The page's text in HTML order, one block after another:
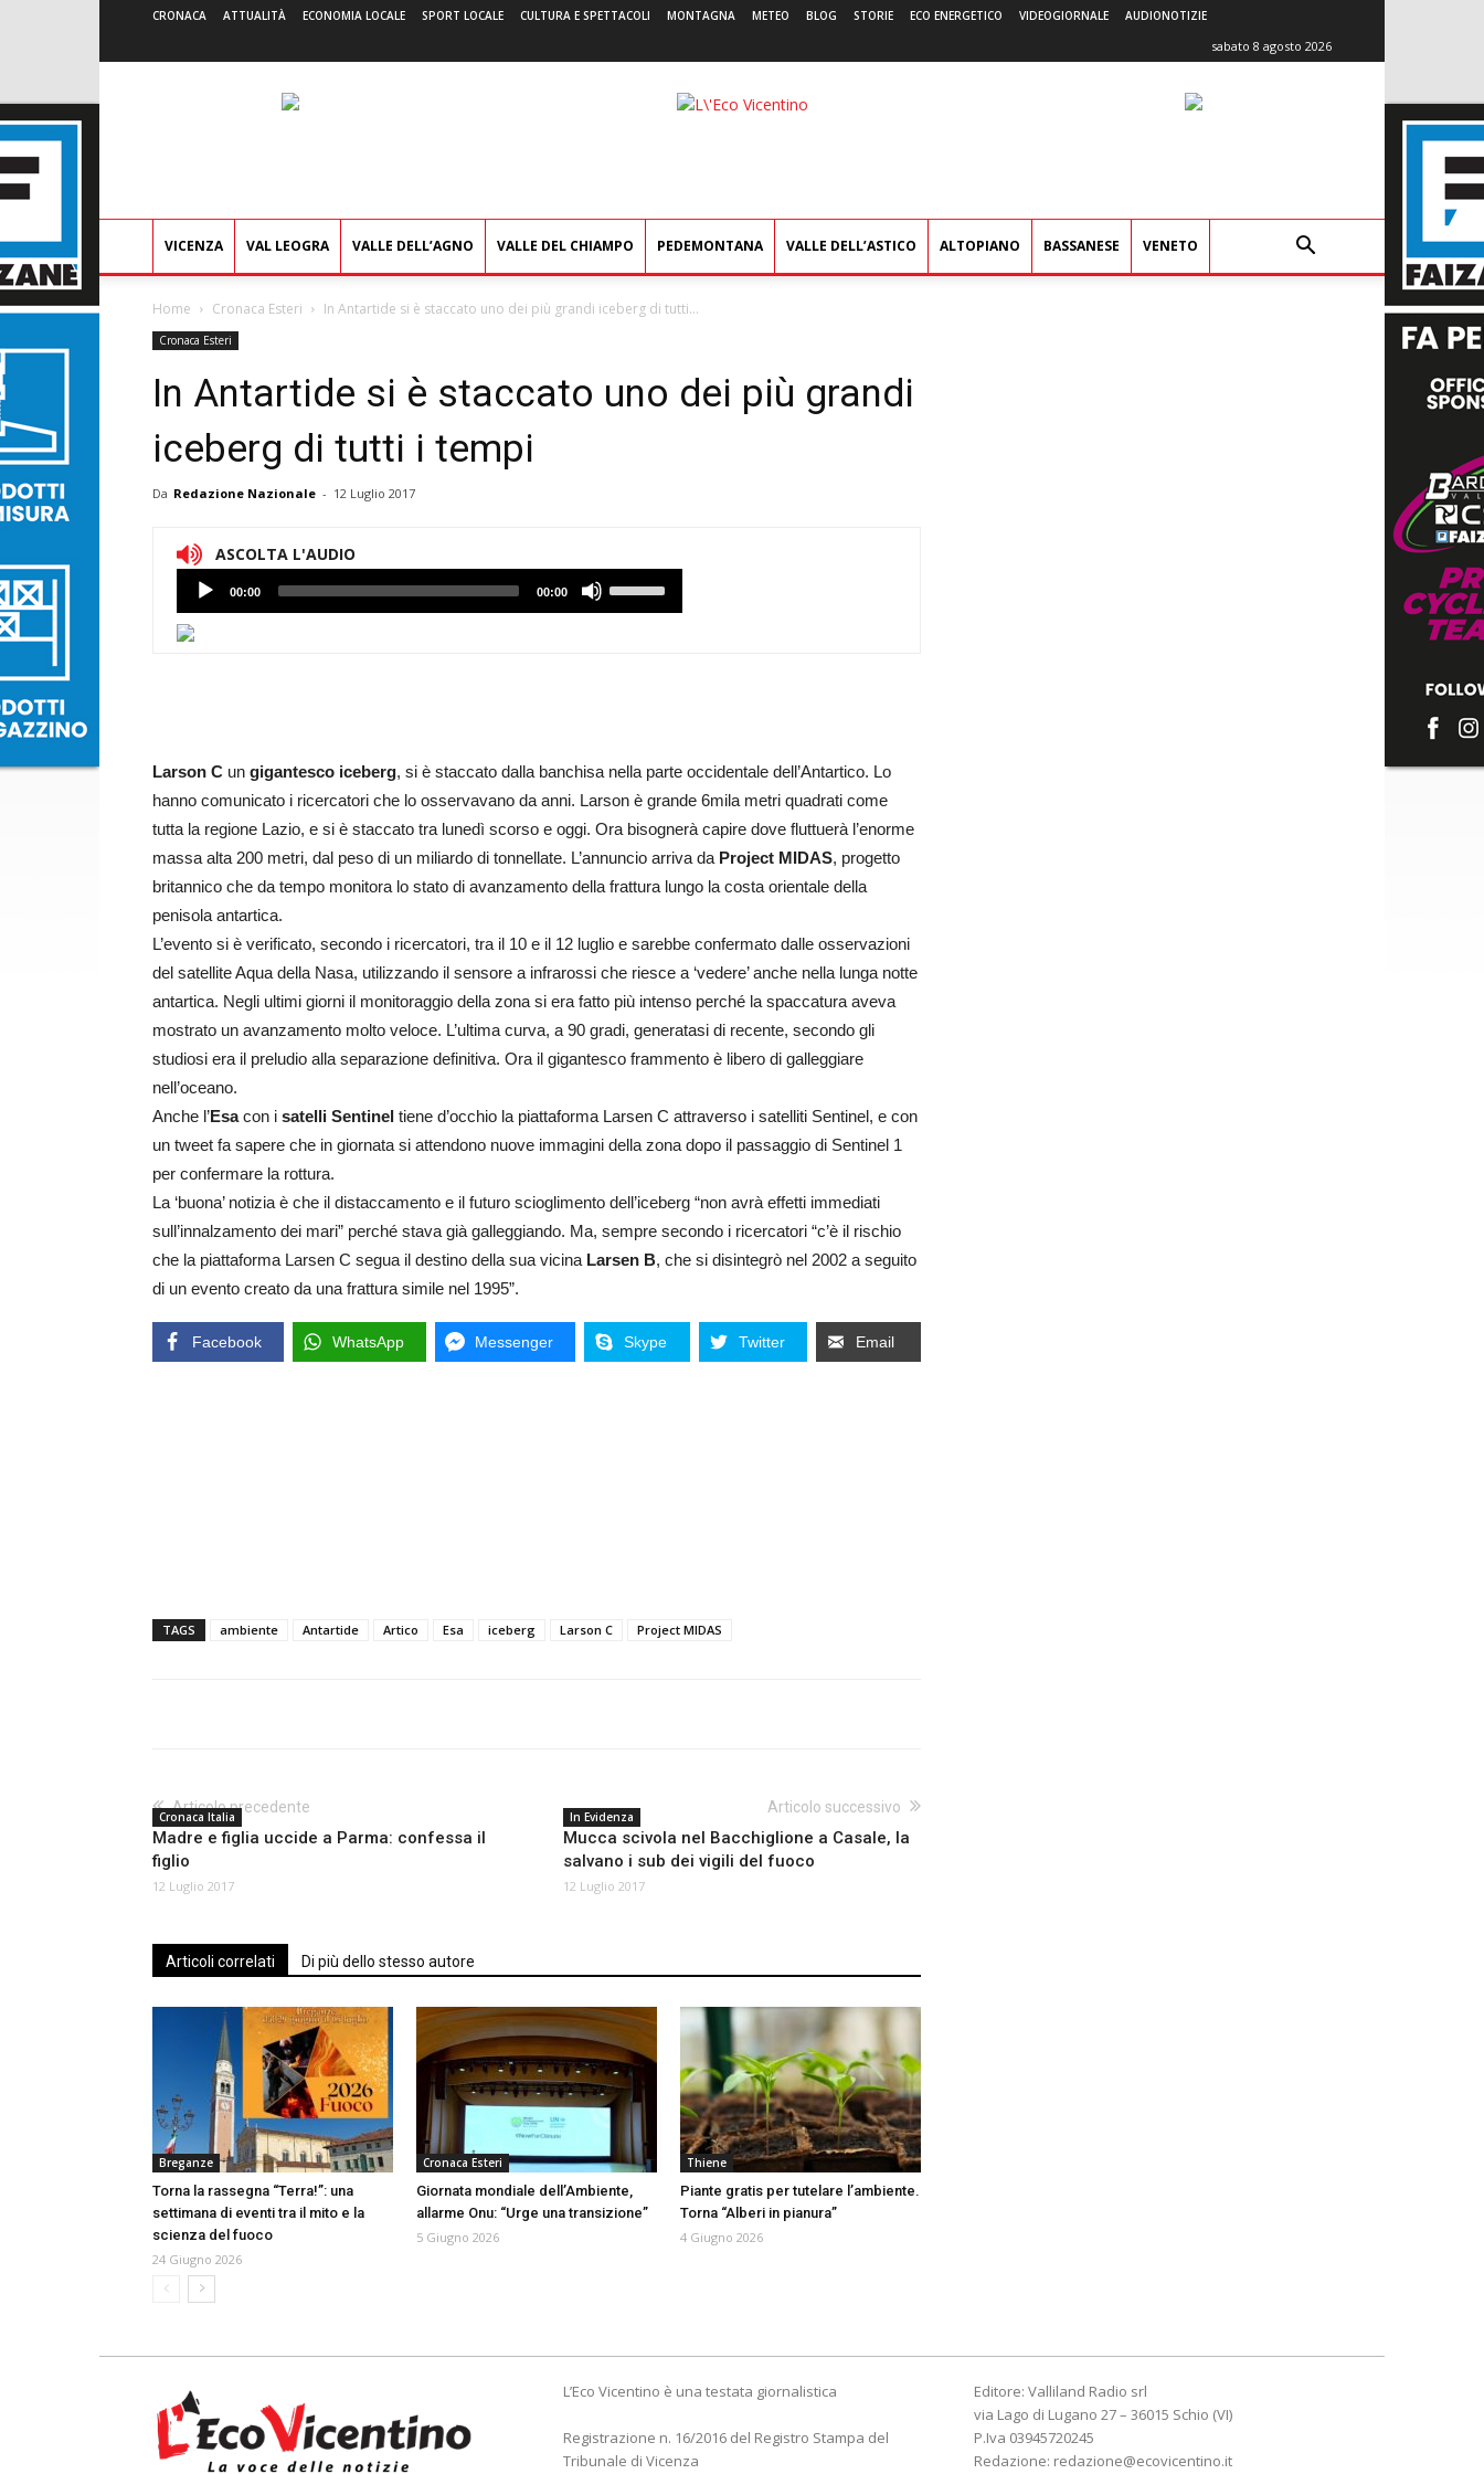
CRONACA ATTUALITÀ ECONOMIA LOCALE SPORT LOCALE CULTURA E SPETTACOLI MONTAGNA METEO BLOG STORIE ECO ENERGETICO VIDEOGIORNALE AUDIONOTIZIE
sabato 8 agosto 2026
L'Eco
VICENZA VAL LEOGRA VALLE DELL’AGNO VALLE DEL CHIAMPO PEDEMONTANA VALLE DELL’ASTICO ALTOPIANO BASSANESE VENETO
Home Cronaca Esteri In Antartide si è staccato uno dei più grandi iceberg di tutti...
Cronaca Esteri
In Antartide si è staccato uno dei più grandi
iceberg di tutti i tempi
Da Redazione Nazionale - 12 Luglio 2017
ASCOLTA L'AUDIO
Lettore
Audio
00:00 00:00
Utilizzare
i
o
diminuire
il
volume.
Larson C un gigantesco iceberg, si è staccato dalla banchisa nella parte occidentale dell’Antartico. Lo
hanno comunicato i ricercatori che lo osservavano da anni. Larson è grande 6mila metri quadrati come
tutta la regione Lazio, e si è staccato tra lunedì scorso e oggi. Ora bisognerà capire dove fluttuerà l’enorme
massa alta 200 metri, dal peso di un miliardo di tonnellate. L’annuncio arriva da Project MIDAS, progetto
britannico che da tempo monitora lo stato di avanzamento della frattura lungo la costa orientale della
penisola antartica.
L’evento si è verificato, secondo i ricercatori, tra il 10 e il 12 luglio e sarebbe confermato dalle osservazioni
del satellite Aqua della Nasa, utilizzando il sensore a infrarossi che riesce a ‘vedere’ anche nella lunga notte
antartica. Negli ultimi giorni il monitoraggio della zona si era fatto più intenso perché la spaccatura aveva
mostrato un avanzamento molto veloce. L’ultima curva, a 90 gradi, generatasi di recente, secondo gli
studiosi era il preludio alla separazione definitiva. Ora il gigantesco frammento è libero di galleggiare
nell’oceano.
Anche l’Esacon i satelli Sentinel tiene d’occhio la piattaforma Larsen C attraverso i satelliti Sentinel, e con
un tweet fa sapere che in giornata si attendono nuove immagini della zona dopo il passaggio di Sentinel 1
per confermare la rottura.
La ‘buona’ notizia è che il distaccamento e il futuro scioglimento dell’iceberg “non avrà effetti immediati
sull’innalzamento dei mari” perché stava già galleggiando. Ma, sempre secondo i ricercatori “c’è il rischio
che la piattaforma Larsen C segua il destino della sua vicina Larsen B, che si disintegrò nel 2002 a seguito
di un evento creato da una frattura simile nel 1995”.
Facebook WhatsApp Messenger Skype Twitter Email
TAGS ambiente Antartide Artico Esa iceberg Larson C Project MIDAS
Articolo precedente
Cronaca Italia
Madre e figlia uccide a Parma: confessa il
figlio
12 Luglio 2017
Articolo successivo
In Evidenza
Mucca scivola nel Bacchiglione a Casale, la
salvano i sub dei vigili del fuoco
12 Luglio 2017
Articoli correlati Di più dello stesso autore
Breganze
Torna la rassegna “Terra!”: una
settimana di eventi tra il mito e la
scienza del fuoco
24 Giugno 2026
Cronaca Esteri
Giornata mondiale dell’Ambiente,
allarme Onu: “Urge una transizione”
5 Giugno 2026
Thiene
Piante gratis per tutelare l’ambiente.
Torna “Alberi in pianura”
4 Giugno 2026
L’Eco Vicentino è una testata giornalistica
Registrazione n. 16/2016 del Registro Stampa del
Tribunale di Vicenza
Editore: Valliland Radio srl
via Lago di Lugano 27 – 36015 Schio (VI)
P.Iva 03945720245
Redazione: redazione@ecovicentino.it